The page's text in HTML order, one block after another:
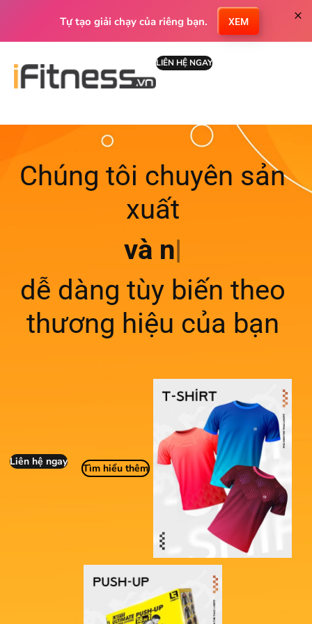
Tự tạo giải chạy của riêng bạn. XEM ×
LIÊN HỆ NGAY
Chúng tôi chuyên sản
xuất
và nhiều sản phẩm
dễ dàng tùy biến theo
thương hiệu của bạn
Liên hệ ngay
Tìm hiểu thêm